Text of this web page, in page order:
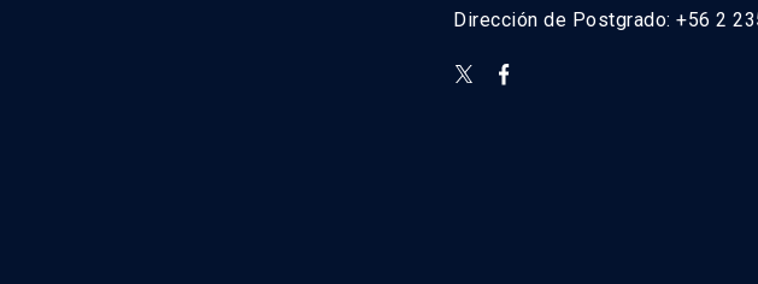
Dirección de Postgrado: +56 2